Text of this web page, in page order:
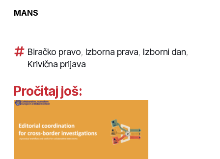
MANS
Biračko pravo, Izborna prava, Izborni dan,
Krivična prijava
Pročitaj još: